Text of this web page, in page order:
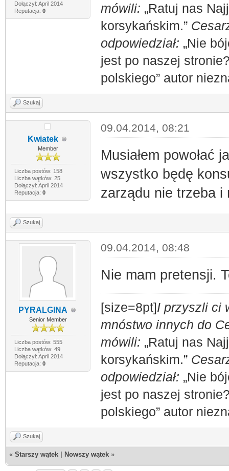
Dołączył: April 2014
Reputacja: 0
mówili: „Ratuj nas
korsykańskim.”
odpowiedział: „Nie
jest po naszej
polskiego” autor
Szukaj
Kwiatek
Member
Liczba postów: 158
Liczba wątków: 25
Dołączył: April 2014
Reputacja: 0
09.04.2014, 08:21
Musiałem powołać
wszystko będę
zarządu nie trzeba i
Szukaj
PYRALGINA
Senior Member
Liczba postów: 555
Liczba wątków: 49
Dołączył: April 2014
Reputacja: 0
09.04.2014, 08:48
Nie mam pretensji.
[size=8pt]I przyszli ci
mnóstwo innych do
mówili: „Ratuj nas
korsykańskim.”
odpowiedział: „Nie
jest po naszej
polskiego” autor
Szukaj
« Starszy wątek Nowszy wątek »